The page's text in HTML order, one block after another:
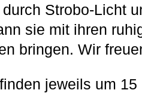
Strobo-Licht
sie mit ihren
bringen. Wir
jeweils um